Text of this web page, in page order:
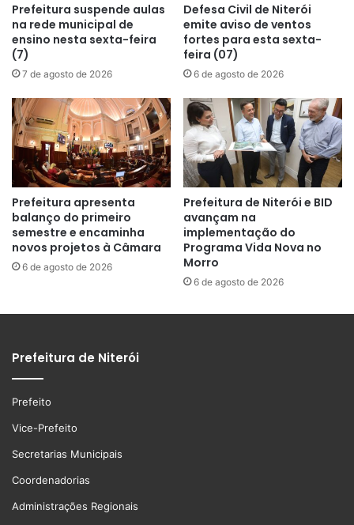
Prefeitura suspende aulas
na rede municipal de
ensino nesta sexta-feira
(7)
7 de agosto de 2026
Defesa Civil de Niterói
emite aviso de ventos
fortes para esta sexta-
feira (07)
6 de agosto de 2026
Prefeitura apresenta
balanço do primeiro
semestre e encaminha
novos projetos à Câmara
6 de agosto de 2026
Prefeitura de Niterói e BID
avançam na
implementação do
Programa Vida Nova no
Morro
6 de agosto de 2026
Prefeitura de Niterói
Prefeito
Vice-Prefeito
Secretarias Municipais
Coordenadorias
Administrações Regionais